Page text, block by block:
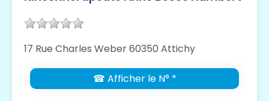
17 Rue Charles Weber 60350 Attichy
☎ Afficher le N° *